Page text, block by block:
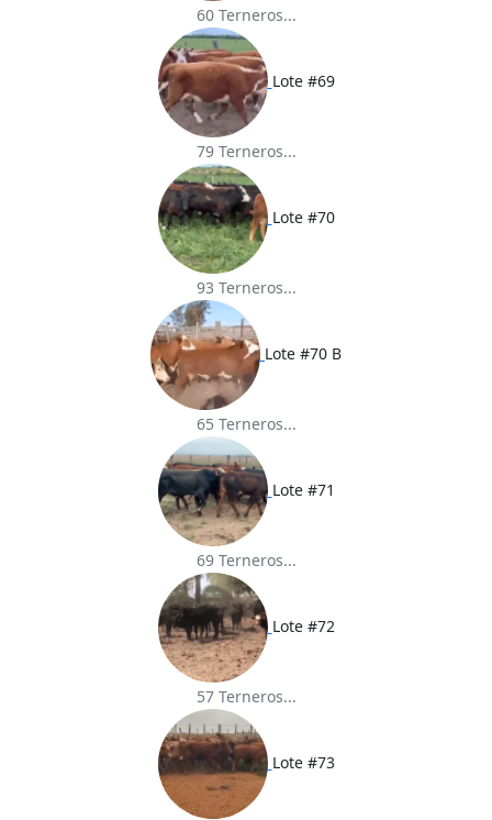
60 Terneros...
Lote #69
79 Terneros...
Lote #70
93 Terneros...
Lote #70 B
65 Terneros...
Lote #71
69 Terneros...
Lote #72
57 Terneros...
Lote #73